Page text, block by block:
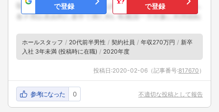
で登録
で登録
ホールスタッフ 20代前半男性 契約社員 年収270万円
新卒
入社 3年未満 (投稿時に在職)
2020年度
投稿日:2020-02-06 （記事番号:817670 ）
参考になった 0 不適切な投稿として報告